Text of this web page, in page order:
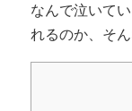
なんで泣いて
れるのか、そ